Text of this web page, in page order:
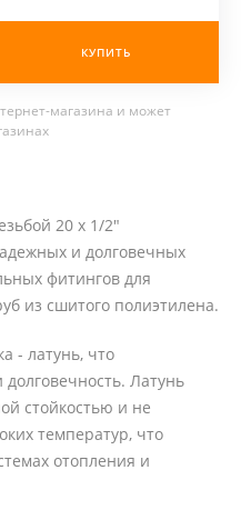
КУПИТЬ
магазина и может
20 x 1/2"
и долговечных
фитингов для
из сшитого полиэтилена.
- латунь, что
Латунь
стойкостью и не
температур, что
отопления и